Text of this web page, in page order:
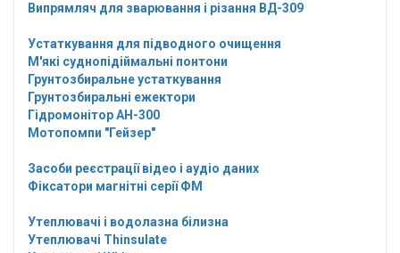
Випрямляч для зварювання і різання ВД-309
Устаткування для підводного очищення
М'які суднопідіймальні понтони
Грунтозбиральне устаткування
Грунтозбиральні ежектори
Гідромонітор АН-300
Мотопомпи "Гейзер"
Засоби реєстрації відео і аудіо даних
Фіксатори магнітні серії ФМ
Утеплювачі і водолазна білизна
Утеплювачі Thinsulate